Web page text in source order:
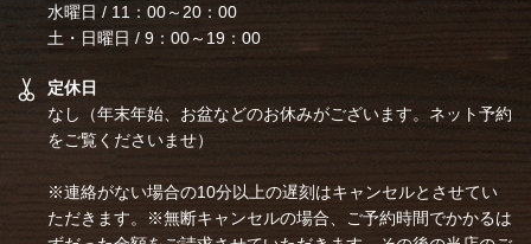
水曜日 / 11：00～20：00
土・日曜日 / 9：00～19：00
定休日
なし（年末年始、お盆などのお休みがございます。ネット予約
をご覧くださいませ）
※連絡がない場合の10分以上の遅刻はキャンセルとさせてい
ただきます。※無断キャンセルの場合、ご予約時間でかかるは